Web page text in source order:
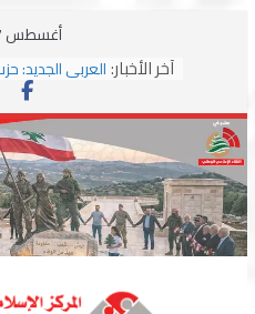
أغسطس 7, 2026
آخر الأخبار:
وسط اشتباكات
ترامب: مذكرة
مشروط” من
الجمهورية:
احتلال جديدة
بزشكيان وترامب
تمهيداً
استهداف دراجة